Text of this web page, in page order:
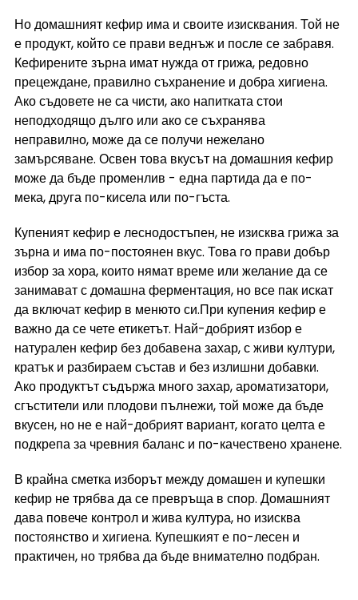
Но домашният кефир има и своите изисквания. Той не
е продукт, който се прави веднъж и после се забравя.
Кефирените зърна имат нужда от грижа, редовно
прецеждане, правилно съхранение и добра хигиена.
Ако съдовете не са чисти, ако напитката стои
неподходящо дълго или ако се съхранява
неправилно, може да се получи нежелано
замърсяване. Освен това вкусът на домашния кефир
може да бъде променлив - една партида да е по-
мека, друга по-кисела или по-гъста.
Купеният кефир е леснодостъпен, не изисква грижа за
зърна и има по-постоянен вкус. Това го прави добър
избор за хора, които нямат време или желание да се
занимават с домашна ферментация, но все пак искат
да включат кефир в менюто си.При купения кефир е
важно да се чете етикетът. Най-добрият избор е
натурален кефир без добавена захар, с живи култури,
кратък и разбираем състав и без излишни добавки.
Ако продуктът съдържа много захар, ароматизатори,
сгъстители или плодови пълнежи, той може да бъде
вкусен, но не е най-добрият вариант, когато целта е
подкрепа за чревния баланс и по-качествено хранене.
В крайна сметка изборът между домашен и купешки
кефир не трябва да се превръща в спор. Домашният
дава повече контрол и жива култура, но изисква
постоянство и хигиена. Купешкият е по-лесен и
практичен, но трябва да бъде внимателно подбран.